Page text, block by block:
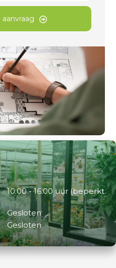
10:00 - 16:00 uur (beperkt
Gesloten
Gesloten